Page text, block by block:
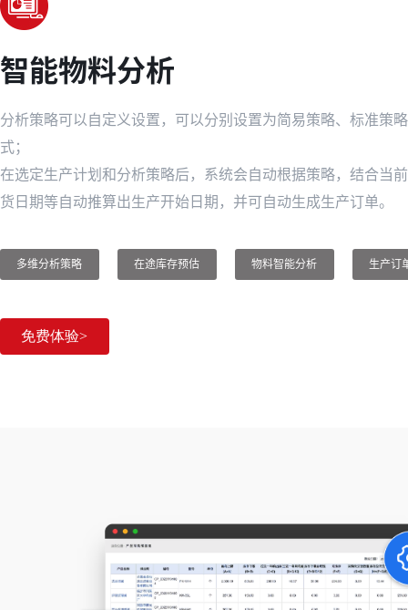
智能物料分析
分析策略可以自定义设置，可以分别设置为简易策略、标准策
式；
在选定生产计划和分析策略后，系统会自动根据策略，结合当
货日期等自动推算出生产开始日期，并可自动生成生产订单。
多维分析策略 在途库存预估 物料智能分析 生产订
免费体验>